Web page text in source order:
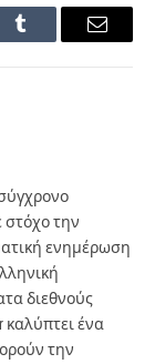
Tumblr Email
την
ενημέρωση
διεθνούς
καλύπτει ένα
την